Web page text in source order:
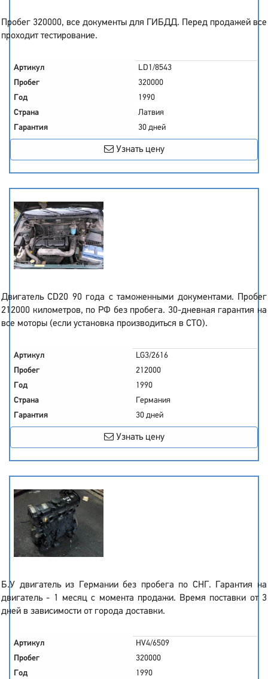
Пробег 320000, все документы для ГИБДД. Перед продажей все
проходит тестирование.
Артикул
LD1/8543
Пробег
320000
Год
1990
Страна
Латвия
Гарантия
30 дней
Узнать цену
Двигатель CD20 90 года с таможенными документами. Пробег
212000 километров, по РФ без пробега. 30-дневная гарантия на
все моторы (если установка производиться в СТО).
Артикул
LG3/2616
Пробег
212000
Год
1990
Страна
Германия
Гарантия
30 дней
Узнать цену
Б.У двигатель из Германии без пробега по СНГ. Гарантия на
двигатель - 1 месяц с момента продажи. Время поставки от 3
дней в зависимости от города доставки.
Артикул
HV4/6509
Пробег
320000
Год
1990